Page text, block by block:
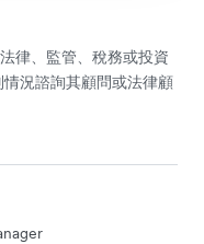
律、監管、稅務或投資
況諮詢其顧問或法律顧